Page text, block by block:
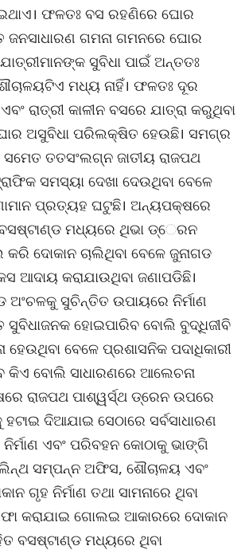
ଫଳତଃ ବସ ରହଣିରେ ଘୋର
ଜନସାଧାରଣ ଗମନା ଗମନରେ ଘୋର
ସୁବିଧା ପାଇଁ ଅନ୍ତତଃ
ମଧ୍ୟ ନାହିଁ। ଫଳତଃ ଦୂର
ରାତ୍ରୀ କାଳୀନ ବସରେ ଯାତ୍ରା କରୁଥିବା
ଅସୁବିଧା ପରିଲକ୍ଷିତ ହେଉଛି। ସମଗ୍ର
ତତସଂଲଗ୍ନ ଜାତୀୟ ରାଜପଥ
ସମସ୍ୟା ଦେଖା ଦେଉଥିବା ବେଳେ
ପ୍ରତ୍ୟହ ଘଟୁଛି। ଅନ୍ୟପକ୍ଷରେ
ବସଷ୍ଟାଣ୍ଡ ମଧ୍ୟରେ ଥିଭା ଡ୍େରନ
ଦୋକାନ ଚାଲିଥିବା ବେଳେ ଜୁନାଗଡ
ଆଦାୟ କରାଯାଉଥିବା ଜଣାପଡିଛି।
ସୁଚିନ୍ତିତ ଉପାୟରେ ନିର୍ମାଣ
ସୁବିଧାଜନକ ହୋଇପାରିବ ବୋଲି ବୁଦ୍ଧିଜୀବି
ବେଳେ ପ୍ରଶାସନିକ ପଦାଧିକାରୀ
କିଏ ବୋଲି ସାଧାରଣରେ ଆଲେଚନା
ରାଜପଥ ପାଶ୍ୱର୍ସ୍ଥ ଡ୍ରେନ ଉପରେ
ଦିଆଯାଇ ସେଠାରେ ସର୍ବସାଧାରଣ
ଏବଂ ପରିବହନ କୋଠାକୁ ଭାଙ୍ଗି
ସମ୍ପନ୍ନ ଅଫିସ, ଶୌଚାଳୟ ଏବଂ
ଗୃହ ନିର୍ମାଣ ତଥା ସାମନାରେ ଥିବା
କରାଯାଇ ଗୋଲଇ ଆକାରରେ ଦୋକାନ
ବସଷ୍ଟାଣ୍ଡ ମଧ୍ୟରେ ଥିବା